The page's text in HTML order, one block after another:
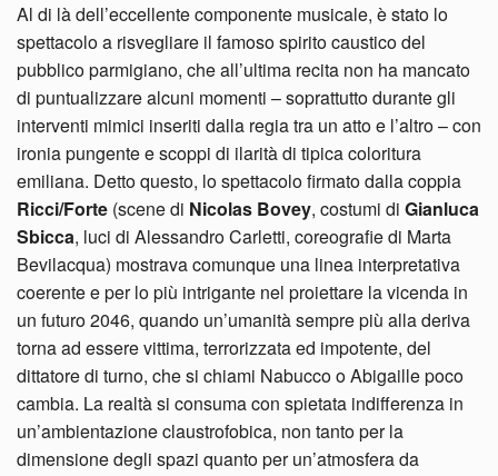
Al di là dell’eccellente componente musicale, è stato lo
spettacolo a risvegliare il famoso spirito caustico del
pubblico parmigiano, che all’ultima recita non ha mancato
di puntualizzare alcuni momenti – soprattutto durante gli
interventi mimici inseriti dalla regia tra un atto e l’altro – con
ironia pungente e scoppi di ilarità di tipica coloritura
emiliana. Detto questo, lo spettacolo firmato dalla coppia
Ricci/Forte (scene di Nicolas Bovey, costumi di Gianluca
Sbicca, luci di Alessandro Carletti, coreografie di Marta
Bevilacqua) mostrava comunque una linea interpretativa
coerente e per lo più intrigante nel proiettare la vicenda in
un futuro 2046, quando un’umanità sempre più alla deriva
torna ad essere vittima, terrorizzata ed impotente, del
dittatore di turno, che si chiami Nabucco o Abigaille poco
cambia. La realtà si consuma con spietata indifferenza in
un’ambientazione claustrofobica, non tanto per la
dimensione degli spazi quanto per un’atmosfera da